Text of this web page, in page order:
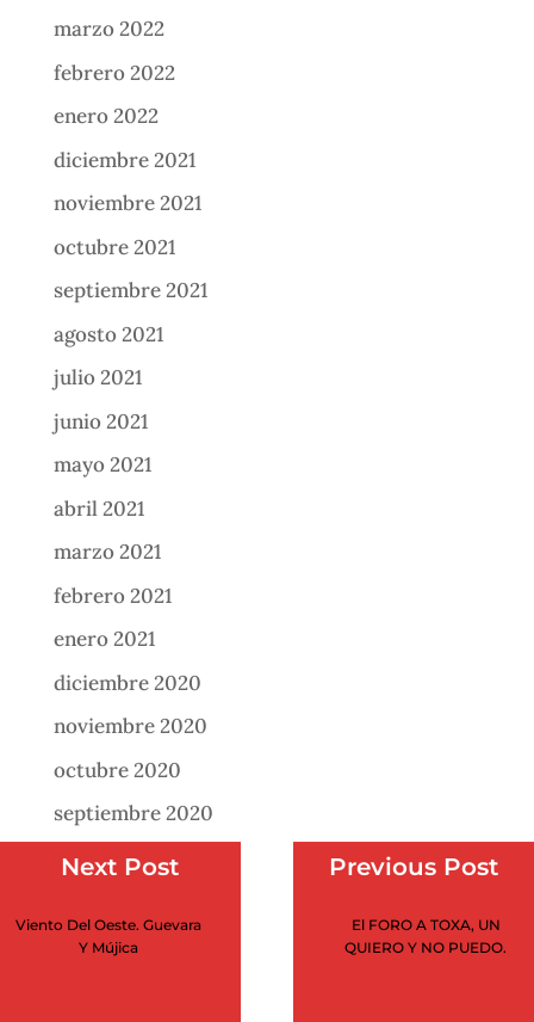
marzo 2022
febrero 2022
enero 2022
diciembre 2021
noviembre 2021
octubre 2021
septiembre 2021
agosto 2021
julio 2021
junio 2021
mayo 2021
abril 2021
marzo 2021
febrero 2021
enero 2021
diciembre 2020
noviembre 2020
octubre 2020
septiembre 2020
agosto 2020
junio 2020
Previous Post
El FORO A TOXA, UN
QUIERO Y NO PUEDO.
Next Post
Viento Del Oeste. Guevara
Y Mújica